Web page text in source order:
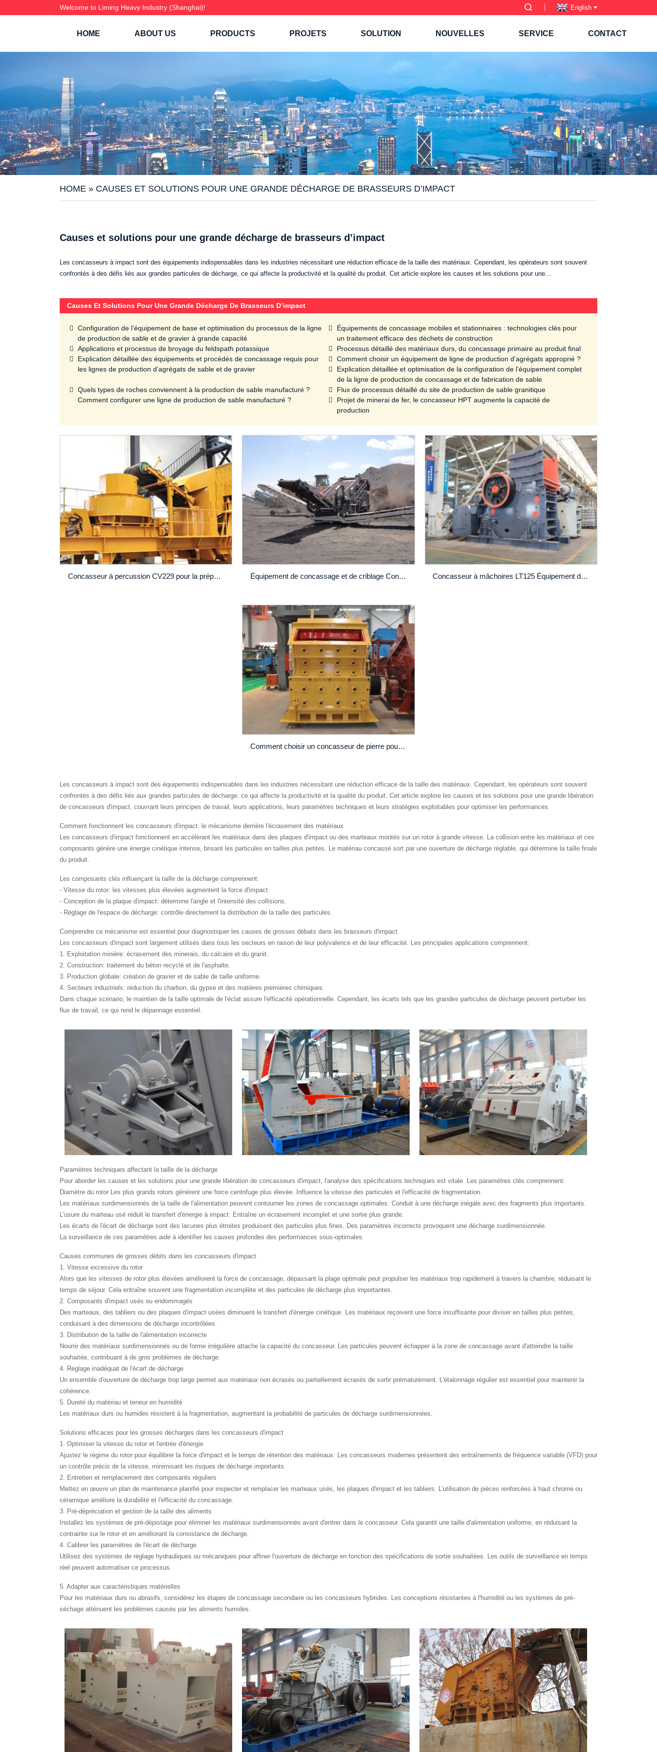
Welcome to Liming Heavy Industry (Shanghai)! English
HOME ABOUT US PRODUCTS PROJETS SOLUTION NOUVELLES SERVICE CONTACT
HOME » CAUSES ET SOLUTIONS POUR UNE GRANDE DÉCHARGE DE BRASSEURS D’IMPACT
Causes et solutions pour une grande décharge de brasseurs d’impact
Les concasseurs à impact sont des équipements indispensables dans les industries nécessitant une réduction efficace de la taille des matériaux. Cependant, les opérateurs sont souvent
confrontés à des défis liés aux grandes particules de décharge, ce qui affecte la productivité et la qualité du produit. Cet article explore les causes et les solutions pour une…
Causes Et Solutions Pour Une Grande Décharge De Brasseurs D’impact
Configuration de l’équipement de base et optimisation du processus de la ligne
de production de sable et de gravier à grande capacité
Équipements de concassage mobiles et stationnaires : technologies clés pour
un traitement efficace des déchets de construction
Applications et processus de broyage du feldspath potassique
Processus détaillé des matériaux durs, du concassage primaire au produit final
Explication détaillée des équipements et procédés de concassage requis pour
les lignes de production d’agrégats de sable et de gravier
Comment choisir un équipement de ligne de production d’agrégats approprié ?
Explication détaillée et optimisation de la configuration de l’équipement complet
de la ligne de production de concassage et de fabrication de sable
Quels types de roches conviennent à la production de sable manufacturé ?
Comment configurer une ligne de production de sable manufacturé ?
Flux de processus détaillé du site de production de sable granitique
Projet de minerai de fer, le concasseur HPT augmente la capacité de
production
Concasseur à percussion CV229 pour la préparation des agrégats recyclés des déchets solides Équipement de concassage et de criblage Concasseur à cône mobile LT330D Concasseur à mâchoires LT125 Équipement d’agrégation à vendre
Comment choisir un concasseur de pierre pour la production d’agrégats ? Le concasseur à percussion NP15 est bon
Les concasseurs à impact sont des équipements indispensables dans les industries nécessitant une réduction efficace de la taille des matériaux. Cependant, les opérateurs sont souvent
confrontés à des défis liés aux grandes particules de décharge, ce qui affecte la productivité et la qualité du produit. Cet article explore les causes et les solutions pour une grande libération
de concasseurs d'impact, couvrant leurs principes de travail, leurs applications, leurs paramètres techniques et leurs stratégies exploitables pour optimiser les performances.
Comment fonctionnent les concasseurs d'impact: le mécanisme derrière l'écrasement des matériaux
Les concasseurs d'impact fonctionnent en accélérant les matériaux dans des plaques d'impact ou des marteaux montés sur un rotor à grande vitesse. La collision entre les matériaux et ces
composants génère une énergie cinétique intense, brisant les particules en tailles plus petites. Le matériau concassé sort par une ouverture de décharge réglable, qui détermine la taille finale
du produit.
Les composants clés influençant la taille de la décharge comprennent:
- Vitesse du rotor: les vitesses plus élevées augmentent la force d'impact.
- Conception de la plaque d'impact: détermine l'angle et l'intensité des collisions.
- Réglage de l'espace de décharge: contrôle directement la distribution de la taille des particules.
Comprendre ce mécanisme est essentiel pour diagnostiquer les causes de grosses débats dans les brasseurs d'impact.
Les concasseurs d'impact sont largement utilisés dans tous les secteurs en raison de leur polyvalence et de leur efficacité. Les principales applications comprennent:
1. Exploitation minière: écrasement des minerais, du calcaire et du granit.
2. Construction: traitement du béton recyclé et de l'asphalte.
3. Production globale: création de gravier et de sable de taille uniforme.
4. Secteurs industriels: réduction du charbon, du gypse et des matières premières chimiques.
Dans chaque scénario, le maintien de la taille optimale de l'éclat assure l'efficacité opérationnelle. Cependant, les écarts tels que les grandes particules de décharge peuvent perturber les
flux de travail, ce qui rend le dépannage essentiel.
Paramètres techniques affectant la taille de la décharge
Pour aborder les causes et les solutions pour une grande libération de concasseurs d'impact, l'analyse des spécifications techniques est vitale. Les paramètres clés comprennent:
Diamètre du rotor Les plus grands rotors génèrent une force centrifuge plus élevée. Influence la vitesse des particules et l'efficacité de fragmentation.
Les matériaux surdimensionnés de la taille de l'alimentation peuvent contourner les zones de concassage optimales. Conduit à une décharge inégale avec des fragments plus importants.
L'usure du marteau usé réduit le transfert d'énergie à impact. Entraîne un écrasement incomplet et une sortie plus grande.
Les écarts de l'écart de décharge sont des lacunes plus étroites produisent des particules plus fines. Des paramètres incorrects provoquent une décharge surdimensionnée.
La surveillance de ces paramètres aide à identifier les causes profondes des performances sous-optimales.
Causes communes de grosses débits dans les concasseurs d'impact
1. Vitesse excessive du rotor
Alors que les vitesses de rotor plus élevées améliorent la force de concassage, dépassant la plage optimale peut propulser les matériaux trop rapidement à travers la chambre, réduisant le
temps de séjour. Cela entraîne souvent une fragmentation incomplète et des particules de décharge plus importantes.
2. Composants d'impact usés ou endommagés
Des marteaux, des tabliers ou des plaques d'impact usées diminuent le transfert d'énergie cinétique. Les matériaux reçoivent une force insuffisante pour diviser en tailles plus petites,
conduisant à des dimensions de décharge incontrôlées.
3. Distribution de la taille de l'alimentation incorrecte
Nourrir des matériaux surdimensionnés ou de forme irrégulière attache la capacité du concasseur. Les particules peuvent échapper à la zone de concassage avant d'atteindre la taille
souhaitée, contribuant à de gros problèmes de décharge.
4. Réglage inadéquat de l'écart de décharge
Un ensemble d'ouverture de décharge trop large permet aux matériaux non écrasés ou partiellement écrasés de sortir prématurément. L'étalonnage régulier est essentiel pour maintenir la
cohérence.
5. Dureté du matériau et teneur en humidité
Les matériaux durs ou humides résistent à la fragmentation, augmentant la probabilité de particules de décharge surdimensionnées.
Solutions efficaces pour les grosses décharges dans les concasseurs d'impact
1. Optimiser la vitesse du rotor et l'entrée d'énergie
Ajustez le régime du rotor pour équilibrer la force d'impact et le temps de rétention des matériaux. Les concasseurs modernes présentent des entraînements de fréquence variable (VFD) pour
un contrôle précis de la vitesse, minimisant les risques de décharge importants.
2. Entretien et remplacement des composants réguliers
Mettez en œuvre un plan de maintenance planifié pour inspecter et remplacer les marteaux usés, les plaques d'impact et les tabliers. L'utilisation de pièces renforcées à haut chrome ou
céramique améliore la durabilité et l'efficacité du concassage.
3. Pré-dépréciation et gestion de la taille des aliments
Installez les systèmes de pré-dépistage pour éliminer les matériaux surdimensionnés avant d'entrer dans le concasseur. Cela garantit une taille d'alimentation uniforme, en réduisant la
contrainte sur le rotor et en améliorant la consistance de décharge.
4. Calibrer les paramètres de l'écart de décharge
Utilisez des systèmes de réglage hydrauliques ou mécaniques pour affiner l'ouverture de décharge en fonction des spécifications de sortie souhaitées. Les outils de surveillance en temps
réel peuvent automatiser ce processus.
5. Adapter aux caractéristiques matérielles
Pour les matériaux durs ou abrasifs, considérez les étapes de concassage secondaire ou les concasseurs hybrides. Les conceptions résistantes à l'humidité ou les systèmes de pré-
séchage atténuent les problèmes causés par les aliments humides.